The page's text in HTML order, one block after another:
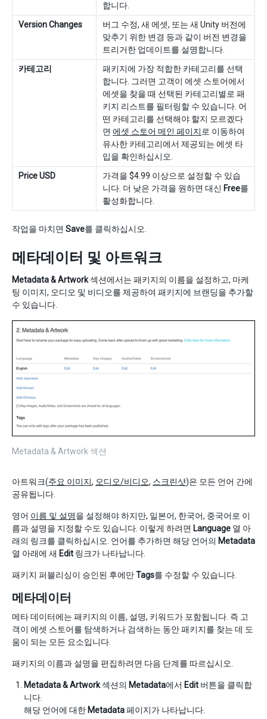
합니다.
Version Changes
버그 수정, 새 에셋, 또는 새 Unity 버전에
맞추기 위한 변경 등과 같이 버전 변경을
트리거한 업데이트를 설명합니다.
카테고리
패키지에 가장 적합한 카테고리를 선택
합니다. 그러면 고객이 에셋 스토어에서
에셋을 찾을 때 선택된 카테고리별로 패
키지 리스트를 필터링할 수 있습니다. 어
떤 카테고리를 선택해야 할지 모르겠다
면 에셋 스토어 메인 페이지로 이동하여
유사한 카테고리에서 제공되는 에셋 타
입을 확인하십시오.
Price USD
가격을 $4.99 이상으로 설정할 수 있습
니다. 더 낮은 가격을 원하면 대신 Free를
활성화합니다.
작업을 마치면 Save를 클릭하십시오.
메타데이터 및 아트워크
Metadata & Artwork섹션에서는 패키지의 이름을 설정하고, 마케
팅 이미지, 오디오 및 비디오를 제공하여 패키지에 브랜딩을 추가할
수 있습니다.
Metadata & Artwork 섹션
아트워크(주요 이미지, 오디오/비디오, 스크린샷)은 모든 언어 간에
공유됩니다.
영어 이름 및 설명을 설정해야 하지만, 일본어, 한국어, 중국어로 이
름과 설명을 지정할 수도 있습니다. 이렇게 하려면 Language 열 아
래의 링크를 클릭하십시오. 언어를 추가하면 해당 언어의 Metadata
열 아래에 새 Edit 링크가 나타납니다.
패키지 퍼블리싱이 승인된 후에만 ​​Tags를 수정할 수 있습니다.
메타데이터
메타 데이터에는 패키지의 이름, 설명, 키워드가 포함됩니다. 즉 고
객이 에셋 스토어를 탐색하거나 검색하는 동안 패키지를 찾는 데 도
움이 되는 모든 요소입니다.
패키지의 이름과 설명을 편집하려면 다음 단계를 따르십시오.
Metadata & Artwork섹션의 Metadata에서 Edit 버튼을 클릭합
니다.
해당 언어에 대한 Metadata페이지가 나타납니다.